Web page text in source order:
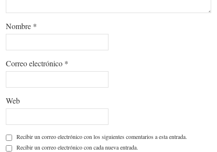
Nombre *
Correo electrónico *
Web
Recibir un correo electrónico con los siguientes comentarios a esta entrada.
Recibir un correo electrónico con cada nueva entrada.